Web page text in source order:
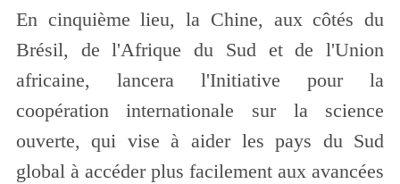
En cinquième lieu, la Chine, aux côtés du
Brésil, de l'Afrique du Sud et de l'Union
africaine, lancera l'Initiative pour la
coopération internationale sur la science
ouverte, qui vise à aider les pays du Sud
global à accéder plus facilement aux avancées